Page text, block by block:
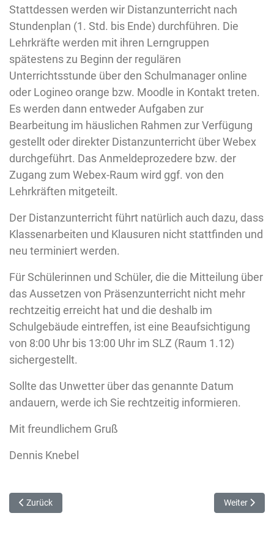
Stattdessen werden wir Distanzunterricht nach
Stundenplan (1. Std. bis Ende) durchführen. Die
Lehrkräfte werden mit ihren Lerngruppen
spätestens zu Beginn der regulären
Unterrichtsstunde über den Schulmanager online
oder Logineo orange bzw. Moodle in Kontakt treten.
Es werden dann entweder Aufgaben zur
Bearbeitung im häuslichen Rahmen zur Verfügung
gestellt oder direkter Distanzunterricht über Webex
durchgeführt. Das Anmeldeprozedere bzw. der
Zugang zum Webex-Raum wird ggf. von den
Lehrkräften mitgeteilt.
Der Distanzunterricht führt natürlich auch dazu, dass
Klassenarbeiten und Klausuren nicht stattfinden und
neu terminiert werden.
Für Schülerinnen und Schüler, die die Mitteilung über
das Aussetzen von Präsenzunterricht nicht mehr
rechtzeitig erreicht hat und die deshalb im
Schulgebäude eintreffen, ist eine Beaufsichtigung
von 8:00 Uhr bis 13:00 Uhr im SLZ (Raum 1.12)
sichergestellt.
Sollte das Unwetter über das genannte Datum
andauern, werde ich Sie rechtzeitig informieren.
Mit freundlichem Gruß
Dennis Knebel
Vorheriger Beitrag: Medienscouts in der WDR Lokalzeit – Einsatz
Zurück Nächster
Weiter